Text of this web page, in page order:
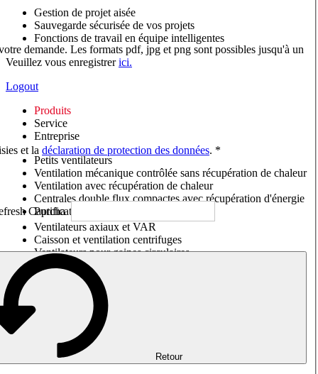
Gestion de projet aisée
Sauvegarde sécurisée de vos projets
Fonctions de travail en équipe intelligentes
Veuillez vous enregistrerici.
Logout
Produits
Service
Entreprise
Petits ventilateurs
Ventilation mécanique contrôlée sans récupération de chaleur
Ventilation avec récupération de chaleur
Centrales double flux compactes avec récupération d'énergie
Purificateurs d'air/Moniteurs CO
Ventilateurs axiaux et VAR
Caisson et ventilation centrifuges
Ventilateurs pour gaines circulaires
Ventilateurs pour gaines rectangulaires
Tourelles de toiture
Désenfumage, détection incendie et ventilation de parking
Ventilateurs antidéflagrants
Mesurer. Contrôler. Réguler.
Traitement d'air
Accessoires aérauliques
demande. Les formats pdf, jpg et png sont possibles jusqu'à un
et la déclaration de protection des données. *
Retour